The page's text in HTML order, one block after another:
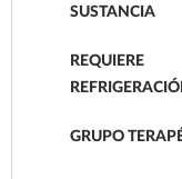
SUSTANCIA
REQUIERE
GRUPO